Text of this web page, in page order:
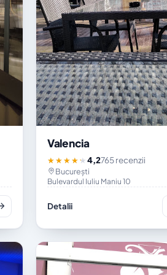
Valencia
★★★★★4,2765 recenzii
București
Bulevardul Iuliu Maniu 10
Detalii